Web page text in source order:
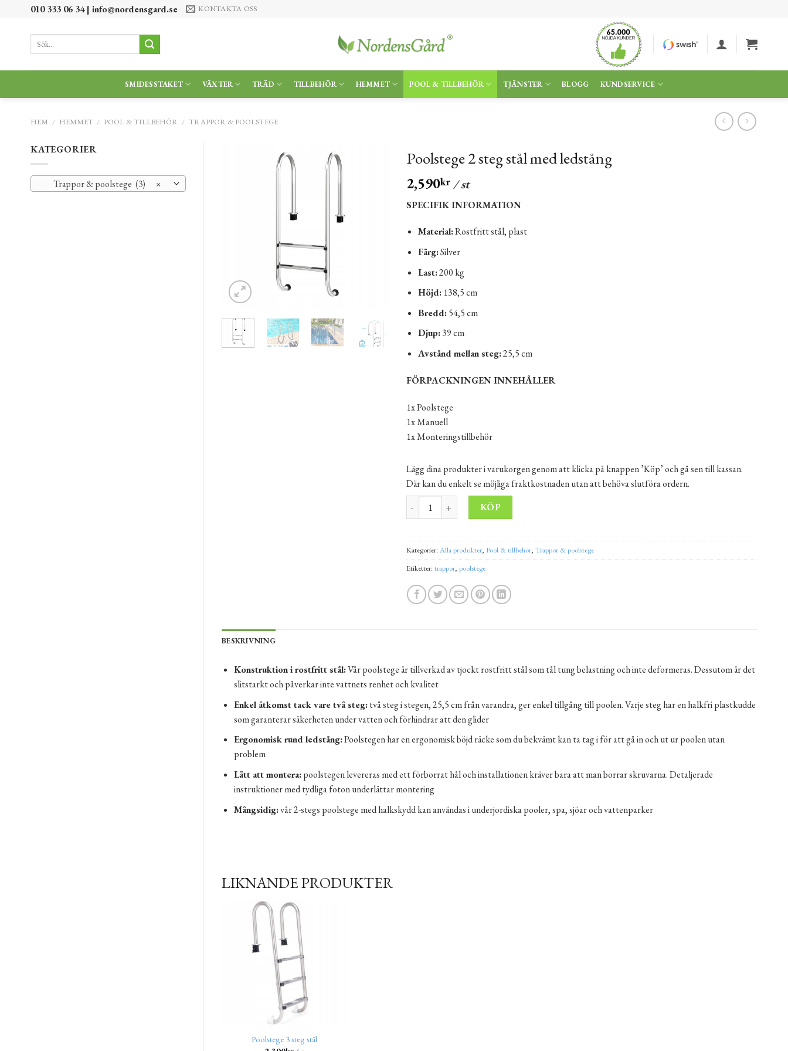
010 333 06 34 | info@nordensgard.se KONTAKTA OSS
efter:
SMIDESSTAKET VÄXTER TRÄD TILLBEHÖR HEMMET POOL & TILLBEHÖR TJÄNSTER BLOGG KUNDSERVICE
HEM / HEMMET / POOL & TILLBEHÖR / TRAPPOR & POOLSTEGE
KATEGORIER
×
Trappor & poolstege (3)
Poolstege 2 steg stål med ledstång
2,590kr/ st
SPECIFIK INFORMATION
Material:Rostfritt stål, plast
Färg:Silver
Last:200 kg
Höjd: 138,5 cm
Bredd:54,5 cm
Djup:39 cm
Avstånd mellan steg:25,5 cm
FÖRPACKNINGEN INNEHÅLLER
1x Poolstege
1x Manuell
1x Monteringstillbehör
Lägg dina produkter i varukorgen genom att klicka på knappen ’Köp’ och gå sen till kassan.
Där kan du enkelt se möjliga fraktkostnaden utan att behöva slutföra ordern.
Poolstege 2 steg stål med ledstång mängd
KÖP
Kategorier:Alla produkter, Pool & tillbehör, Trappor & poolstege
Etiketter:trappor, poolstege
BESKRIVNING
Konstruktion i rostfritt stål:Vår poolstege är tillverkad av tjockt rostfritt stål som tål tung belastning och inte deformeras. Dessutom är det
slitstarkt och påverkar inte vattnets renhet och kvalitet
Enkel åtkomst tack vare två steg:två steg i stegen, 25,5 cm från varandra, ger enkel tillgång till poolen. Varje steg har en halkfri plastkudde
som garanterar säkerheten under vatten och förhindrar att den glider
Ergonomisk rund ledstång:Poolstegen har en ergonomisk böjd räcke som du bekvämt kan ta tag i för att gå in och ut ur poolen utan
problem
Lätt att montera:poolstegen levereras med ett förborrat hål och installationen kräver bara att man borrar skruvarna. Detaljerade
instruktioner med tydliga foton underlättar montering
Mångsidig:vår 2-stegs poolstege med halkskydd kan användas i underjordiska pooler, spa, sjöar och vattenparker
LIKNANDE PRODUKTER
Poolstege 3 steg stål